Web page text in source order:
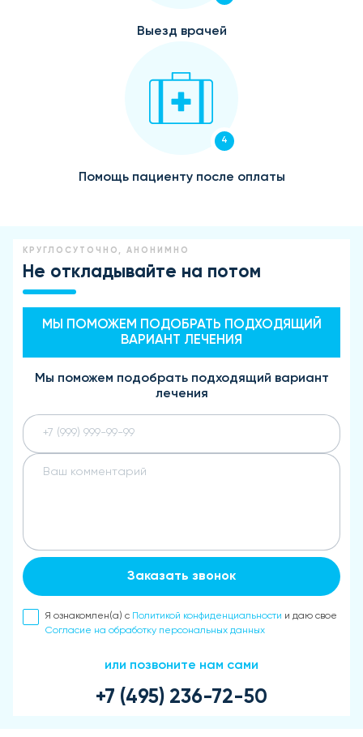
Выезд врачей
4
Помощь пациенту после оплаты
КРУГЛОСУТОЧНО, АНОНИМНО
Не откладывайте на потом
МЫ ПОМОЖЕМ ПОДОБРАТЬ ПОДХОДЯЩИЙ
ВАРИАНТ ЛЕЧЕНИЯ
Мы поможем подобрать подходящий вариант
лечения
Заказать звонок
Я ознакомлен(а) с Политикой конфиденциальности и даю свое
Согласие на обработку персональных данных
или позвоните нам сами
+7 (495) 236-72-50